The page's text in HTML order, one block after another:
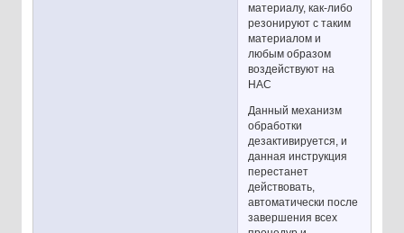
материалу, как-либо
резонируют с таким
материалом и
любым образом
воздействуют на
НАС
Данный механизм
обработки
дезактивируется, и
данная инструкция
перестанет
действовать,
автоматически после
завершения всех